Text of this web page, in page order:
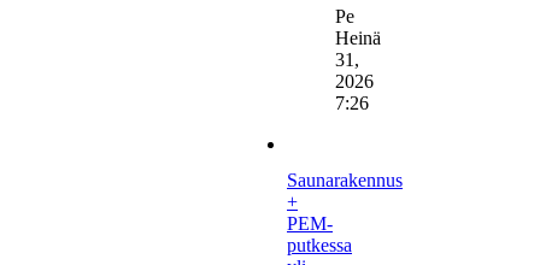
uusin
viesti
Pe
Heinä
31,
2026
7:26
Saunarakennus
+
PEM-
putkessa